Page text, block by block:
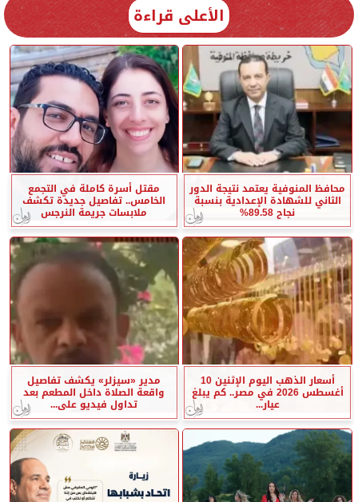
الأعلى قراءة
محافظ المنوفية يعتمد نتيجة الدور
الثاني للشهادة الإعدادية بنسبة
نجاح 89.58%
مقتل أسرة كاملة في التجمع
الخامس.. تفاصيل جديدة تكشف
ملابسات جريمة النرجس
أسعار الذهب اليوم الإثنين 10
أغسطس 2026 في مصر.. كم يبلغ
عيار...
مدير «سيزلر» يكشف تفاصيل
واقعة الصلاة داخل المطعم بعد
تداول فيديو على...